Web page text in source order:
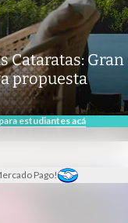
estudiantes acá
Pago!
Cataratas: Gran
propuesta